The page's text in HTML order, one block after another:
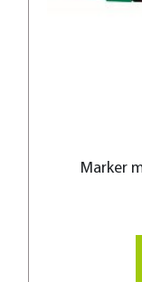
Marker